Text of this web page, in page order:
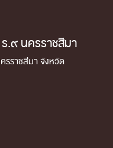
.๙ นครราชสีมา
รราชสีมา จังหวัด